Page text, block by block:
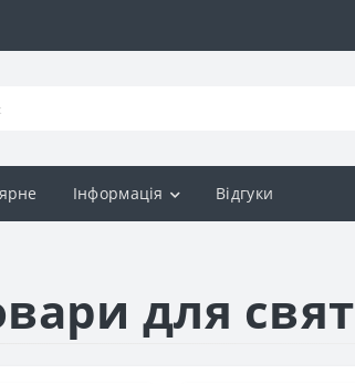
Інформація Відгуки
для свят